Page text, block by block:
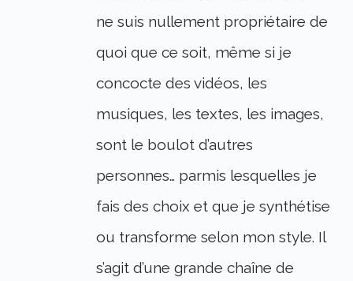
ne suis nullement propriétaire de
quoi que ce soit, même si je
concocte des vidéos, les
musiques, les textes, les images,
sont le boulot d’autres
personnes… parmis lesquelles je
fais des choix et que je synthétise
ou transforme selon mon style. Il
s’agit d’une grande chaîne de